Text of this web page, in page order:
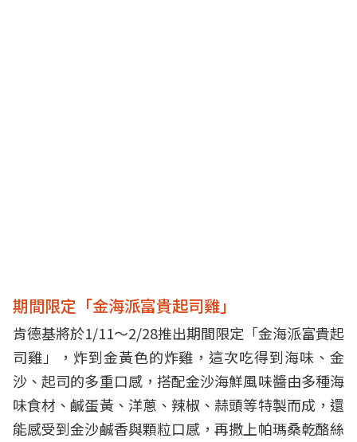
期間限定「金海派富貴起司雞」
肯德基將於1/11～2/28推出期間限定「金海派富貴起
司雞」，炸到金黃色的炸雞，這次吃得到海味、金
沙、起司的多重口感，搭配金沙海鮮風味醬由多種海
味食材、鹹蛋黃、洋蔥、辣椒、蒜頭等特製而成，還
能感受到金沙鹹香與顆粒口感，再撒上帕瑪桑乾酪絲